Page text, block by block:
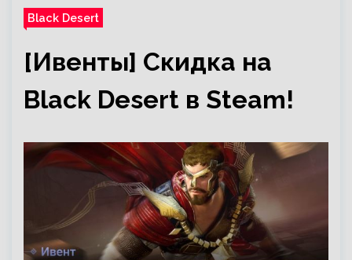
Black Desert
[Ивенты] Скидка на
Black Desert в Steam!